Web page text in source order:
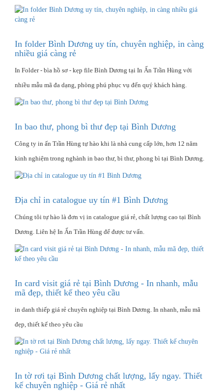
In folder Bình Dương uy tín, chuyên nghiệp, in càng
nhiều giá càng rẻ
In Folder - bìa hồ sơ - kẹp file Bình Dương tại In Ấn Trần Hùng với
nhiều mẫu mã đa dạng, phòng phú phục vụ đến quý khách hàng.
In bao thư, phong bì thư đẹp tại Bình Dương
Công ty in ấn Trần Hùng tự hào khi là nhà cung cấp lớn, hơn 12 năm
kinh nghiệm trong nghành in bao thư, bì thư, phong bì tại Bình Dương.
Địa chỉ in catalogue uy tín #1 Bình Dương
Chúng tôi tự hào là đơn vị in catalogue giá rẻ, chất lượng cao tại Bình
Dương. Liên hệ In Ấn Trần Hùng để được tư vấn.
In card visit giá rẻ tại Bình Dương - In nhanh, mẫu
mã đẹp, thiết kế theo yêu cầu
in danh thiếp giá rẻ chuyên nghiệp tại Bình Dương. In nhanh, mẫu mã
đẹp, thiết kế theo yêu cầu
In tờ rơi tại Bình Dương chất lượng, lấy ngay. Thiết
kế chuyên nghiệp - Giá rẻ nhất